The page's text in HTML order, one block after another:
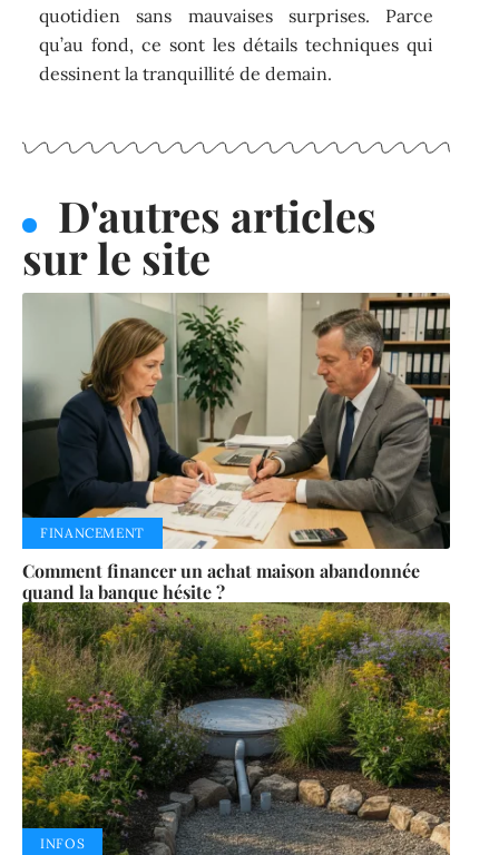
quotidien sans mauvaises surprises. Parce
qu’au fond, ce sont les détails techniques qui
dessinent la tranquillité de demain.
D'autres articles
sur le site
FINANCEMENT
Comment financer un achat maison abandonnée
quand la banque hésite ?
INFOS